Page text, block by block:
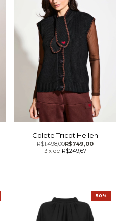
Colete Tricot Hellen
R$749,00
R$1.498,00
3 x de R$249,67
50%